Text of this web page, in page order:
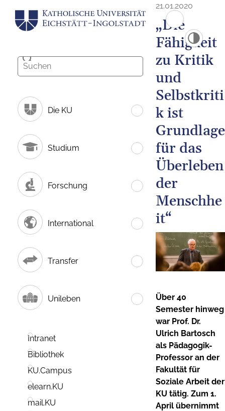
Die KU
Studium
Forschung
International
Transfer
Unileben
Intranet
Bibliothek
KU.Campus
elearn.KU
mail.KU
21.01.2020
„Die
Fähigkeit
zu Kritik
und
Selbstkriti
k ist
Grundlage
für das
Überleben
der
Menschhe
it“
Über 40
Semester hinweg
war Prof. Dr.
Ulrich Bartosch
als Pädagogik-
Professor an der
Fakultät für
Soziale Arbeit der
KU tätig. Zum 1.
April übernimmt